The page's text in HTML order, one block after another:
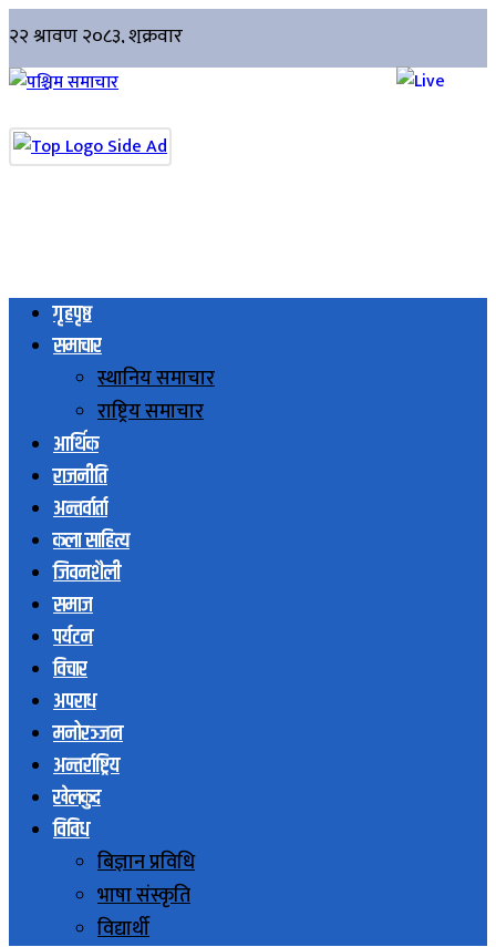
गृहपृष्ठ
समाचार
स्थानिय समाचार
राष्ट्रिय समाचार
आर्थिक
राजनीति
अन्तर्वार्ता
कला साहित्य
जिवनशैली
समाज
पर्यटन
विचार
अपराध
मनोरञ्जन
अन्तर्राष्ट्रिय
खेलकुद
विविध
बिज्ञान प्रविधि
भाषा संस्कृति
विद्यार्थी